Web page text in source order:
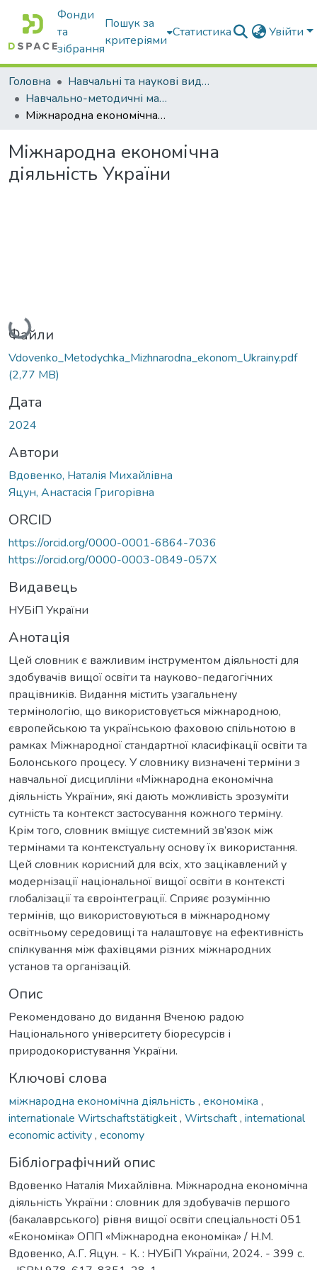
Фонди
та
зібрання
Пошук за
критеріями
Статистика Увійти
Головна
Навчальні та наукові видання
Навчально-методичні матеріали
Міжнародна економічна діяльність України
Міжнародна економічна
діяльність України
Вантажиться...
Файли
Vdovenko_Metodychka_Mizhnarodna_ekonom_Ukrainy.pdf
(2,77 MB)
Дата
2024
Автори
Вдовенко, Наталія Михайлівна
Яцун, Анастасія Григорівна
ORCID
https://orcid.org/0000-0001-6864-7036
https://orcid.org/0000-0003-0849-057X
Видавець
НУБіП України
Анотація
Цей словник є важливим інструментом діяльності для
здобувачів вищої освіти та науково-педагогічних
працівників. Видання містить узагальнену
термінологію, що використовується міжнародною,
європейською та українською фаховою спільнотою в
рамках Міжнародної стандартної класифікації освіти та
Болонського процесу. У словнику визначені терміни з
навчальної дисципліни «Міжнародна економічна
діяльність України», які дають можливість зрозуміти
сутність та контекст застосування кожного терміну.
Крім того, словник вміщує системний зв’язок між
термінами та контекстуальну основу їх використання.
Цей словник корисний для всіх, хто зацікавлений у
модернізації національної вищої освіти в контексті
глобалізації та євроінтеграції. Сприяє розумінню
термінів, що використовуються в міжнародному
освітньому середовищі та налаштовує на ефективність
спілкування між фахівцями різних міжнародних
установ та організацій.
Опис
Рекомендовано до видання Вченою радою
Національного університету біоресурсів і
природокористування України.
Ключові слова
міжнародна економічна діяльність , економіка ,
internationale Wirtschaftstätigkeit, Wirtschaft, international
economic activity, economy
Бібліографічний опис
Вдовенко Наталія Михайлівна. Міжнародна економічна
діяльність України : словник для здобувачів першого
(бакалаврського) рівня вищої освіти спеціальності 051
«Економіка» ОПП «Міжнародна економіка» / Н.М.
Вдовенко, А.Г. Яцун. - К. : НУБіП України, 2024. - 399 с.